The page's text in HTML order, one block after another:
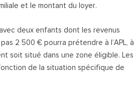
et le montant du loyer.
deux enfants dont les revenus
2 500 € pourra prétendre à l’APL, à
soit situé dans une zone éligible. Les
de la situation spécifique de